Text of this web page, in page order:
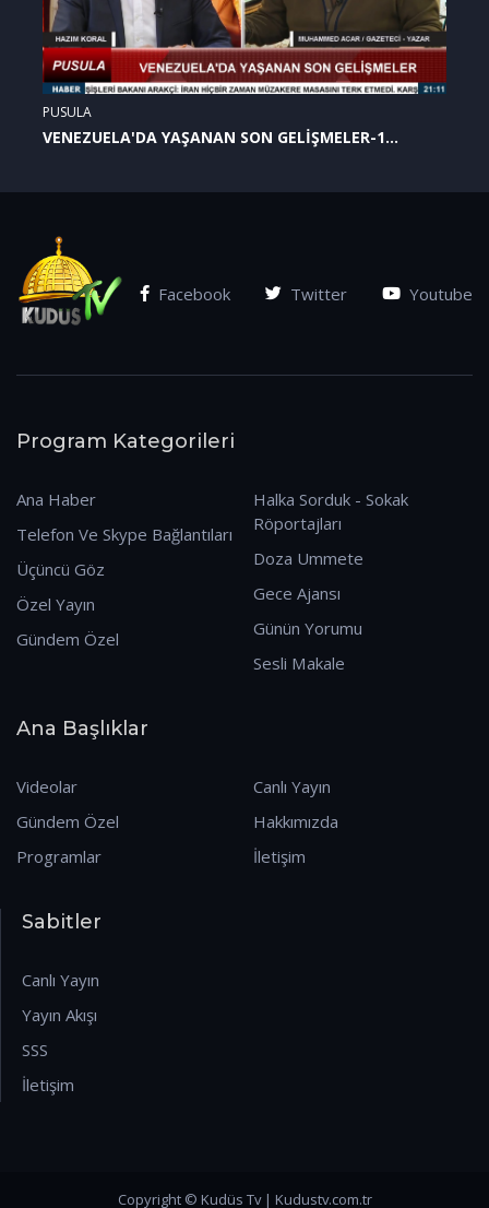
PUSULA
VENEZUELA'DA YAŞANAN SON GELİŞMELER-1
Facebook Twitter Youtube
Program Kategorileri
Ana Haber
Telefon Ve Skype Bağlantıları
Üçüncü Göz
Özel Yayın
Gündem Özel
Halka Sorduk - Sokak
Röportajları
Doza Ummete
Gece Ajansı
Günün Yorumu
Sesli Makale
Ana Başlıklar
Videolar
Gündem Özel
Programlar
Canlı Yayın
Hakkımızda
İletişim
Sabitler
Canlı Yayın
Yayın Akışı
SSS
İletişim
Copyright © Kudüs Tv | Kudustv.com.tr